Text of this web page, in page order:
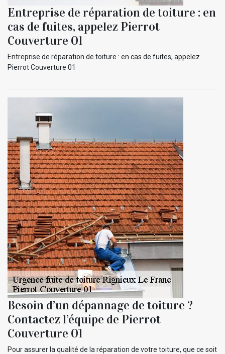
Entreprise de réparation de toiture : en
cas de fuites, appelez Pierrot
Couverture 01
Entreprise de réparation de toiture : en cas de fuites, appelez
Pierrot Couverture 01
Besoin d’un dépannage de toiture ?
Contactez l’équipe de Pierrot
Couverture 01
Pour assurer la qualité de la réparation de votre toiture, que ce soit